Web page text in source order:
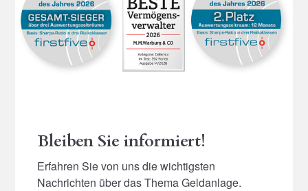
Bleiben Sie informiert!
Erfahren Sie von uns die wichtigsten
Nachrichten über das Thema Geldanlage.